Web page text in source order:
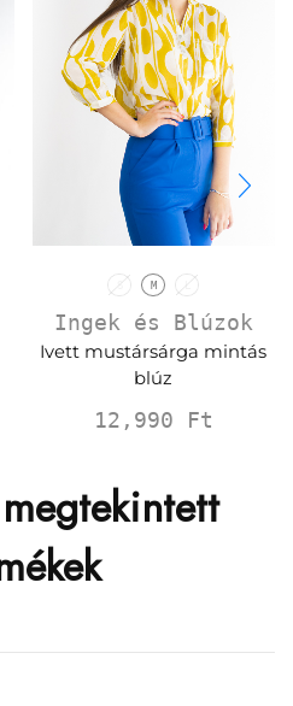
M
Ingek és Blúzok
Ivett mustársárga mintás
blúz
12,990 Ft